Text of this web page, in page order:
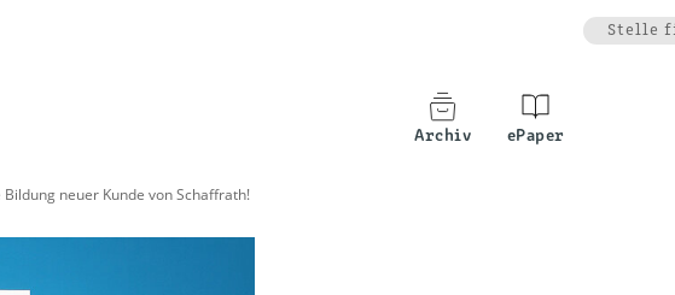
Stelle
Archiv ePaper
neuer Kunde von Schaffrath!